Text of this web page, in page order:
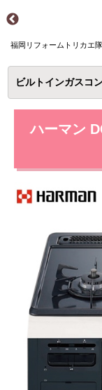
福岡リフォームトリカエ隊
ビルトインガスコ
ハーマン